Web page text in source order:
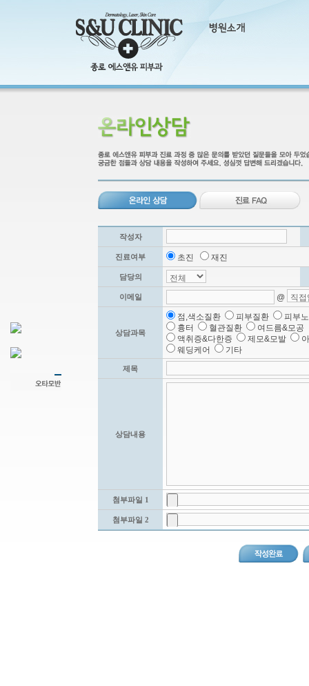
작성자
진료여부 초진 재진
담당의
이메일 @
상담과목
점,색소질환 피부질환
피부
흉터
혈관질환
여드름&모공
액취증&다한증
제모&모발
웨딩케어
기타
제목
상담내용
첨부파일 1
첨부파일 2